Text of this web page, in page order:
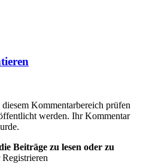
Kommentarbereich prüfen
werden. Ihr Kommentar
Beiträge zu lesen oder zu